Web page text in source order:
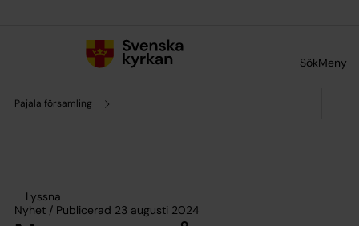
SökMeny
Pajala församling
Lyssna
Nyhet / Publicerad 23 augusti 2024